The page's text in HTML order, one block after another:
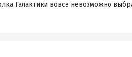
Галактики вовсе невозможно